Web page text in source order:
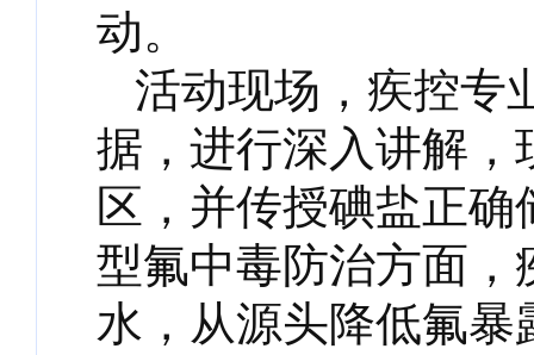
动。
活动现场，疾控专
据，进行深入讲解，
区，并传授碘盐正
型氟中毒防治方面
水，从源头降低氟